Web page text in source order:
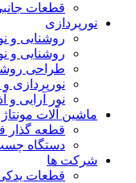
قطعات
نورپردازی
روشنایی و
روشنایی و
طراحی
نورپردازی
نور آرایی و
ماشین آلات مونتاژ
قطعه گذار
دستگاه
شرکت ها
قطعات